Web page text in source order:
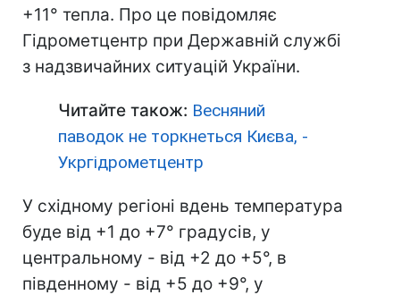
+11° тепла. Про це повідомляє
Гідрометцентр при Державній службі
з надзвичайних ситуацій України.
Читайте також: Весняний
паводок не торкнеться Києва, -
Укргідрометцентр
У східному регіоні вдень температура
буде від +1 до +7° градусів, у
центральному - від +2 до +5°, в
південному - від +5 до +9°, у